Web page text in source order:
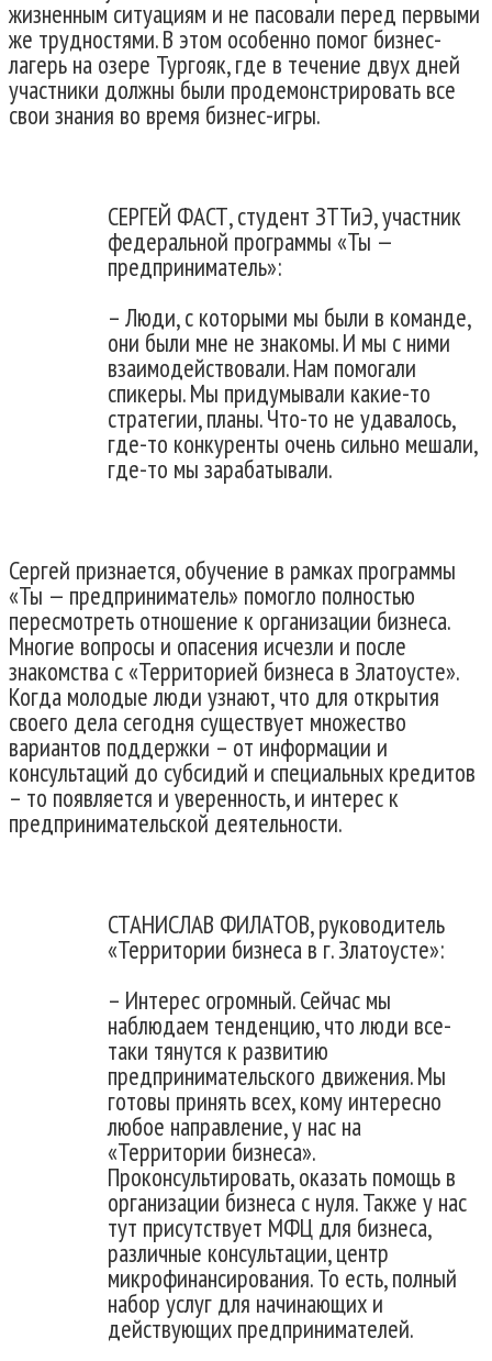
жизненным ситуациям и не пасовали перед первыми
же трудностями. В этом особенно помог бизнес-
лагерь на озере Тургояк, где в течение двух дней
участники должны были продемонстрировать все
свои знания во время бизнес-игры.
СЕРГЕЙ ФАСТ, студент ЗТТиЭ, участник
федеральной программы «Ты —
предприниматель»:
– Люди, с которыми мы были в команде,
они были мне не знакомы. И мы с ними
взаимодействовали. Нам помогали
спикеры. Мы придумывали какие-то
стратегии, планы. Что-то не удавалось,
где-то конкуренты очень сильно мешали,
где-то мы зарабатывали.
Сергей признается, обучение в рамках программы
«Ты — предприниматель» помогло полностью
пересмотреть отношение к организации бизнеса.
Многие вопросы и опасения исчезли и после
знакомства с «Территорией бизнеса в Златоусте».
Когда молодые люди узнают, что для открытия
своего дела сегодня существует множество
вариантов поддержки – от информации и
консультаций до субсидий и специальных кредитов
– то появляется и уверенность, и интерес к
предпринимательской деятельности.
СТАНИСЛАВ ФИЛАТОВ, руководитель
«Территории бизнеса в г. Златоусте»:
– Интерес огромный. Сейчас мы
наблюдаем тенденцию, что люди все-
таки тянутся к развитию
предпринимательского движения. Мы
готовы принять всех, кому интересно
любое направление, у нас на
«Территории бизнеса».
Проконсультировать, оказать помощь в
организации бизнеса с нуля. Также у нас
тут присутствует МФЦ для бизнеса,
различные консультации, центр
микрофинансирования. То есть, полный
набор услуг для начинающих и
действующих предпринимателей.